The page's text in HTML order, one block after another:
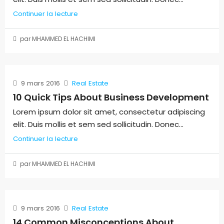
Continuer la lecture
par MHAMMED EL HACHIMI
9 mars 2016 Real Estate
10 Quick Tips About Business Development
Lorem ipsum dolor sit amet, consectetur adipiscing
elit. Duis mollis et sem sed sollicitudin. Donec...
Continuer la lecture
par MHAMMED EL HACHIMI
9 mars 2016 Real Estate